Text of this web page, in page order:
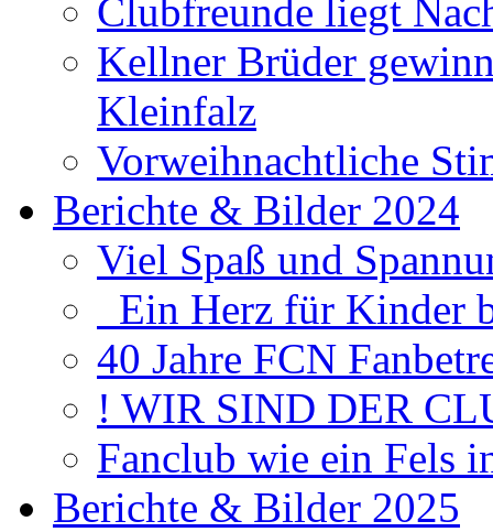
Clubfreunde liegt
Kellner Brüder
Kleinfalz
Vorweihnachtliche
Berichte & Bilder 2024
Viel Spaß und
Ein Herz für Kinder
40 Jahre FCN
! WIR SIND DER
Fanclub wie ein Fels
Berichte & Bilder 2025